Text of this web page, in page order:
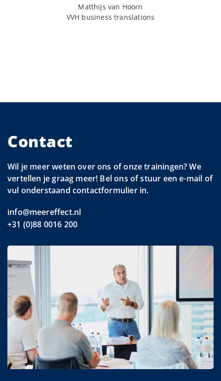
Matthijs van Hoorn
VVH business translations
Contact
Wil je meer weten over ons of onze trainingen? We
vertellen je graag meer! Bel ons of stuur een e-mail of
vul onderstaand contactformulier in.
info@meereffect.nl
+31 (0)88 0016 200